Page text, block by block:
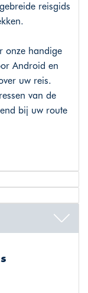
reisgids
onze handige
Android en
uw reis.
van de
bij uw route